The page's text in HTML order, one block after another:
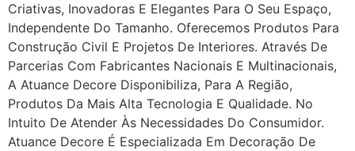
Criativas, Inovadoras E Elegantes Para O Seu Espaço,
Independente Do Tamanho. Oferecemos Produtos Para
Construção Civil E Projetos De Interiores. Através De
Parcerias Com Fabricantes Nacionais E Multinacionais,
A Atuance Decore Disponibiliza, Para A Região,
Produtos Da Mais Alta Tecnologia E Qualidade. No
Intuito De Atender Às Necessidades Do Consumidor.
Atuance Decore É Especializada Em Decoração De